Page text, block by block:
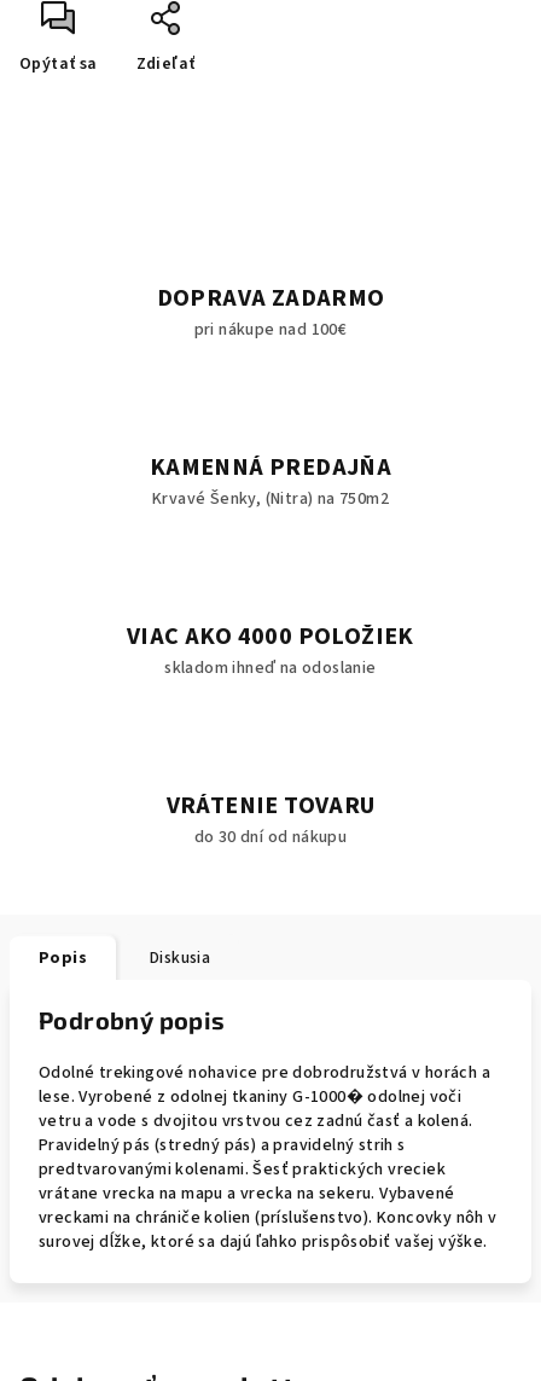
Opýtať sa Zdieľať
DOPRAVA ZADARMO
pri nákupe nad 100€
KAMENNÁ PREDAJŇA
Krvavé Šenky, (Nitra) na 750m2
VIAC AKO 4000 POLOŽIEK
skladom ihneď na odoslanie
VRÁTENIE TOVARU
do 30 dní od nákupu
Popis Diskusia
Podrobný popis
Odolné trekingové nohavice pre dobrodružstvá v horách a
lese. Vyrobené z odolnej tkaniny G-1000� odolnej voči
vetru a vode s dvojitou vrstvou cez zadnú časť a kolená.
Pravidelný pás (stredný pás) a pravidelný strih s
predtvarovanými kolenami. Šesť praktických vreciek
vrátane vrecka na mapu a vrecka na sekeru. Vybavené
vreckami na chrániče kolien (príslušenstvo). Koncovky nôh v
surovej dĺžke, ktoré sa dajú ľahko prispôsobiť vašej výške.